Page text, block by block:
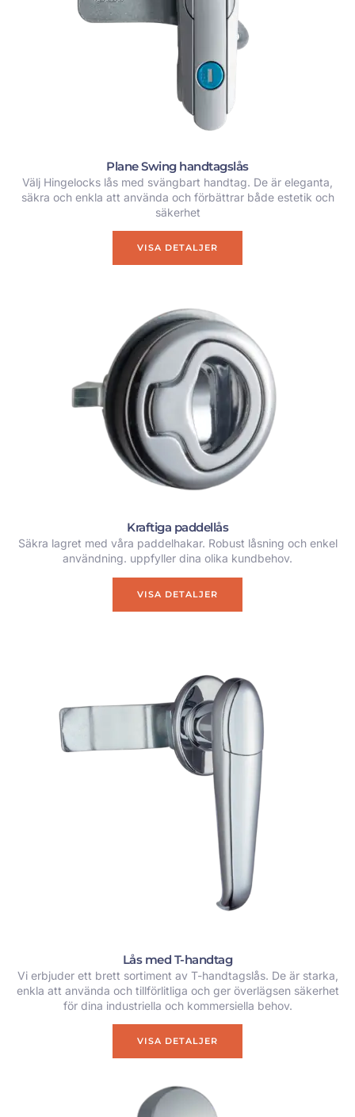
Plane Swing handtagslås
Välj Hingelocks lås med svängbart handtag. De är eleganta,
säkra och enkla att använda och förbättrar både estetik och
säkerhet
VISA DETALJER
Kraftiga paddellås
Säkra lagret med våra paddelhakar. Robust låsning och enkel
användning. uppfyller dina olika kundbehov.
VISA DETALJER
Lås med T-handtag
Vi erbjuder ett brett sortiment av T-handtagslås. De är starka,
enkla att använda och tillförlitliga och ger överlägsen säkerhet
för dina industriella och kommersiella behov.
VISA DETALJER